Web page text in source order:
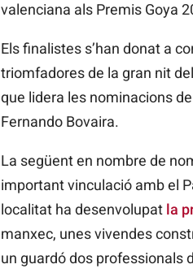
valenciana als Premis Goya
Els finalistes s’han donat a
triomfadores de la gran nit
que lidera les nominacions
Fernando Bovaira.
La següent en nombre de
important vinculació amb el
localitat ha desenvolupat la
manxec, unes vivendes
un guardó dos professionals